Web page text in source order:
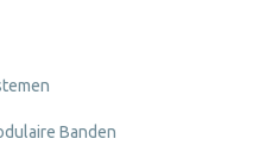
Banden